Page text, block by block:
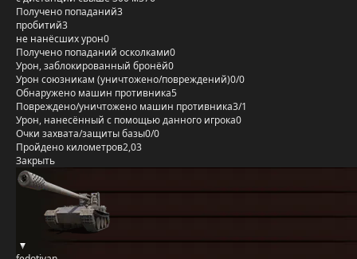
Получено попаданий3
пробитий3
не нанёсших урон0
Получено попаданий осколками0
Урон, заблокированный бронёй0
Урон союзникам (уничтожено/повреждений)0/0
Обнаружено машин противника5
Повреждено/уничтожено машин противника3/1
Урон, нанесённый с помощью данного игрока0
Очки захвата/защиты базы0/0
Пройдено километров2,03
Закрыть